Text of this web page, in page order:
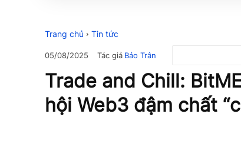
Trang chủ Tin tức
05/08/2025 Tác giả Bảo Trân
Trade and Chill:
hội Web3 đậm chất